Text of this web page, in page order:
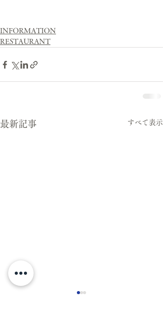
INFORMATION
RESTAURANT
最新記事 すべて表示